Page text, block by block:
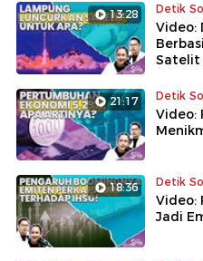
13:28 Detik
Video:
Satelit
21:17 Detik
Video:
18:36 Detik
Video:
Jadi